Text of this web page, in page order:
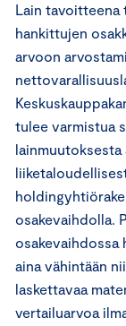
Lain tavoitteena
hankittujen
arvoon
tulee varmistua
osakevaihdolla.
osakevaihdossa
aina vähintään
laskettavaa
vertailuarvoa